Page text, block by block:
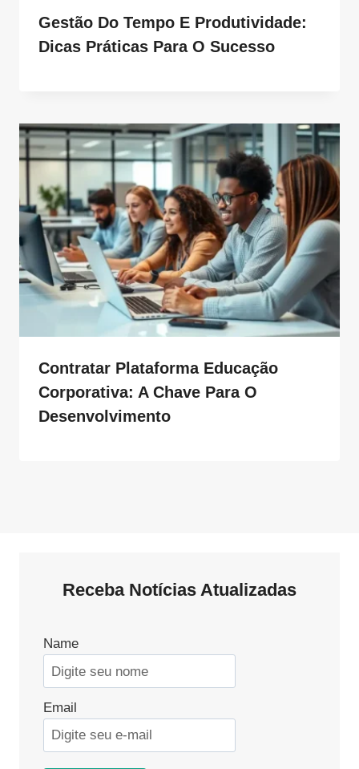
Gestão Do Tempo E Produtividade:
Dicas Práticas Para O Sucesso
Contratar Plataforma Educação
Corporativa: A Chave Para O
Desenvolvimento
Receba Notícias Atualizadas
Name
Email